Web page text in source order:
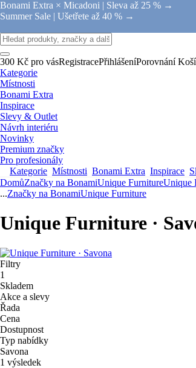
Bonami Extra × Micadoni | Sleva až 25 % →
Summer Sale | Ušetřete až 40 % →
300 Kč pro vásRegistracePřihlášeníPorovnání
Kategorie
Místnosti
Bonami Extra
Inspirace
Slevy & Outlet
Návrh interiéru
Novinky
Premium značky
Pro profesionály
Kategorie Místnosti Bonami Extra Inspirace
DomůZnačky na BonamiUnique FurnitureUnique
...Značky na BonamiUnique Furniture
Unique Furniture ·
Filtry
1
Skladem
Akce a slevy
Řada
Cena
Dostupnost
Typ nabídky
Savona
1 výsledek